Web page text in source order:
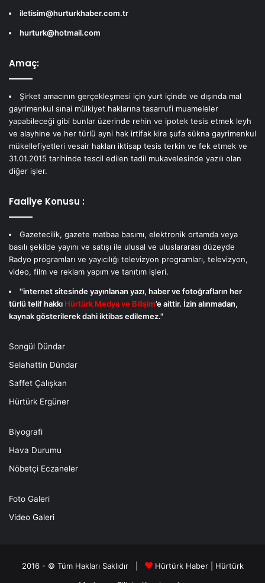
iletisim@hurturkhaber.com.tr
hurturk@hotmail.com
Amaç:
Şirket amacının gerçekleşmesi için yurt içinde ve dışında mal
gayrimenkul sınai mülkiyet haklarına tasarrufi muameleler
yapabileceği gibi bunlar üzerinde rehin ve ipotek tesis etmek leyh
ve alayhine ve her türlü ayni hak irtifak kira şufa sükna gayrimenkul
mükellefiyetleri vesair hakları iktisap tesis terkin ve fek etmek ve
31.01.2015 tarihinde tescil edilen tadil mukavelesinde yazılı olan
diğer işler.
Faaliye Konusu :
Gazetecilik, gazete matbaa basımı, elektronik ortamda veya
basılı şekilde yayını ve satışı ile ulusal ve uluslararası düzeyde
Radyo programları ve yayıcılığı televizyon programları, televizyon,
video, film ve reklam yapım ve tanıtım işleri.
''internet sitesinde yayınlanan yazı, haber ve fotoğrafların her
türlü telif hakkı Hürtürk Medya ve Bilişim’e aittir. İzin alınmadan,
kaynak gösterilerek dahi iktibas edilemez."
Songül Dündar
Selahattin Dündar
Saffet Çalışkan
Hürtürk Ergüner
Biyografi
Hava Durumu
Nöbetçi Eczaneler
Foto Galeri
Video Galeri
2016 - © Tüm Hakları Saklıdır | Hürtürk Haber
Hürtürk